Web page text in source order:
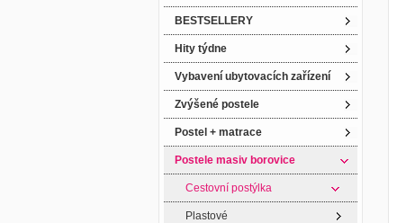
BESTSELLERY
Hity týdne
Vybavení ubytovacích zařízení
Zvýšené postele
Postel + matrace
Postele masiv borovice
Cestovní postýlka
Plastové